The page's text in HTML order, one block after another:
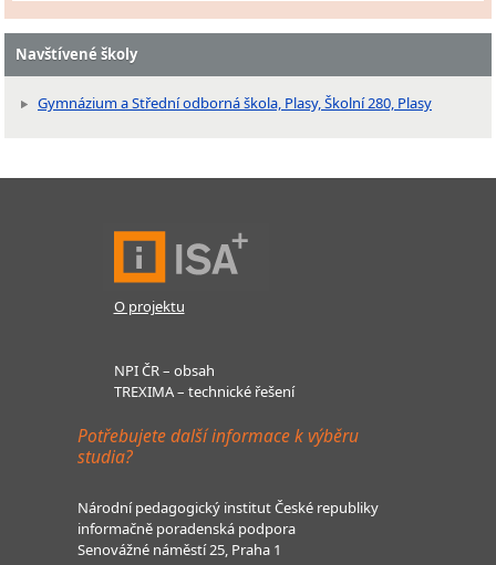
Navštívené školy
Gymnázium a Střední odborná škola, Plasy, Školní 280, Plasy
O projektu
NPI ČR – obsah
TREXIMA – technické řešení
Potřebujete další informace k výběru
studia?
Národní pedagogický institut České republiky
informačně poradenská podpora
Senovážné náměstí 25, Praha 1